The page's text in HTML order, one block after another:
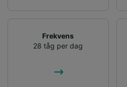
Frekvens
28 tåg per dag